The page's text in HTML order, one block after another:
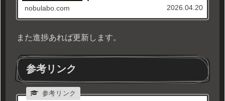
購入出来るNJW4132U2を使った基板を作り直し
nobulabo.com 2026.04.20
また進捗あれば更新します。
参考リンク